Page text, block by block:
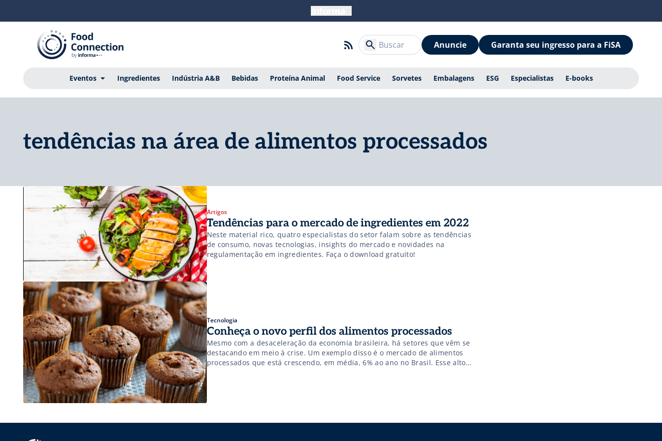
Anuncie Garanta seu ingresso para a FiSA
Eventos Ingredientes Indústria A&B Bebidas Proteína Animal Food Service Sorvetes Embalagens ESG Especialistas E-books
tendências na área de alimentos processados
Artigos
Tendências para o mercado de ingredientes em 2022
Neste material rico, quatro especialistas do setor falam sobre as tendências
de consumo, novas tecnologias, insights do mercado e novidades na
regulamentação em ingredientes. Faça o download gratuito!
Tecnologia
Conheça o novo perfil dos alimentos processados
Mesmo com a desaceleração da economia brasileira, há setores que vêm se
destacando em meio à crise. Um exemplo disso é o mercado de alimentos
processados que está crescendo, em média, 6% ao ano no Brasil. Esse alto